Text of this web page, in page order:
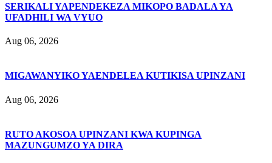
SERIKALI YAPENDEKEZA MIKOPO BADALA YA
UFADHILI WA VYUO
Aug 06, 2026
MIGAWANYIKO YAENDELEA KUTIKISA UPINZANI
Aug 06, 2026
RUTO AKOSOA UPINZANI KWA KUPINGA
MAZUNGUMZO YA DIRA